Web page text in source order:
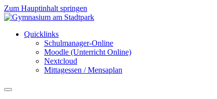
Zum Hauptinhalt springen
Quicklinks
Schulmanager-Online
Moodle (Unterricht Online)
Nextcloud
Mittagessen / Mensaplan